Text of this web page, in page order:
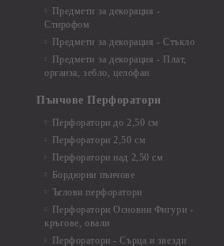
Предмети за декорация -
Стирофом
Предмети за декорация - Стъкло
Предмети за декорация - Плат,
органза, зебло, целофан
Пънчове Перфоратори
Перфоратори до 2,50 см
Перфоратори 2,50 см
Перфоратори над 2,50 см
Бордюрни пънчове
Ъглови перфоратори
Перфоратори Основни Фигури -
кръгове, овали
Перфоратори - Сърца и звезди